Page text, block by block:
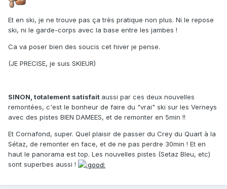
Et en ski, je ne trouve pas ça très pratique non plus. Ni le repose
ski, ni le garde-corps avec la base entre les jambes !
Ca va poser bien des soucis cet hiver je pense.
(JE PRECISE, je suis SKIEUR)
SINON, totalement satisfait aussi par ces deux nouvelles
remontées, c'est le bonheur de faire du "vrai" ski sur les Verneys
avec des pistes BIEN DAMEES, et de remonter en 5min !!
Et Cornafond, super. Quel plaisir de passer du Crey du Quart à la
Sétaz, de remonter en face, et de ne pas perdre 30min ! Et en
haut le panorama est top. Les nouvelles pistes (Setaz Bleu, etc)
sont superbes aussi !